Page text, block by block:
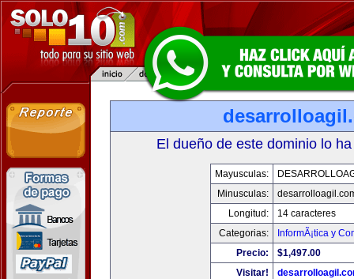
El dueño de este dominio lo
Mayusculas:
Minusculas:
Longitud:
14 caracteres
Categorias:
InformÃ¡tica y
Precio:
$1,497.00
Visitar!